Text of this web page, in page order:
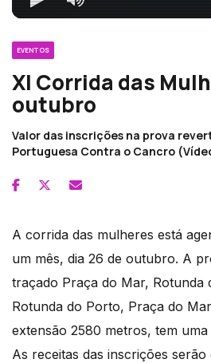
EVENTOS
XI Corrida das
outubro
Valor das inscrições na prova
Portuguesa Contra o Cancro
A corrida das mulheres está
um mês, dia 26 de outubro. A
traçado Praça do Mar, Rotunda
Rotunda do Porto, Praça do
extensão 2580 metros, tem
As receitas das inscrições